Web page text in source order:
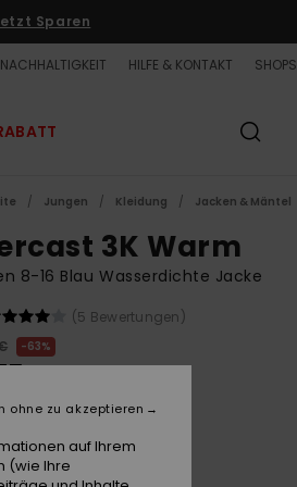
Sparen
NACHHALTIGKEIT HILFE & KONTAKT SHOPS
Jungen Kleidung Jacken & Mäntel
3K Warm
8-16 Blau Wasserdichte Jacke
(5 Bewertungen)
63%
€
auf Ihrem
(wie Ihre
ohne zu akzeptieren